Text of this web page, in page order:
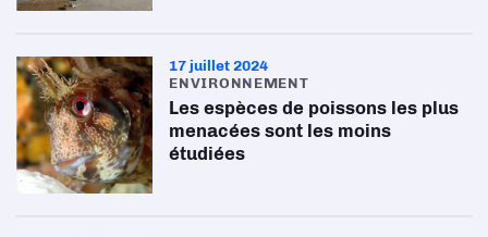
17 juillet 2024
ENVIRONNEMENT
Les espèces de poissons les plus
menacées sont les moins
étudiées